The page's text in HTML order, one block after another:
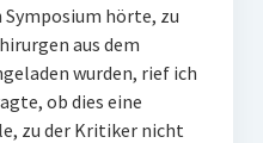
hörte, zu
aus dem
wurden, rief ich
ob dies eine
zu der Kritiker nicht